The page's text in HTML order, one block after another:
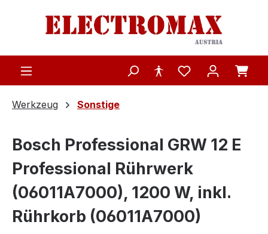
Zum Hauptinhalt springen
Werkzeug Sonstige
Bosch Professional GRW 12 E
Professional Rührwerk
(06011A7000), 1200 W, inkl.
Rührkorb (06011A7000)